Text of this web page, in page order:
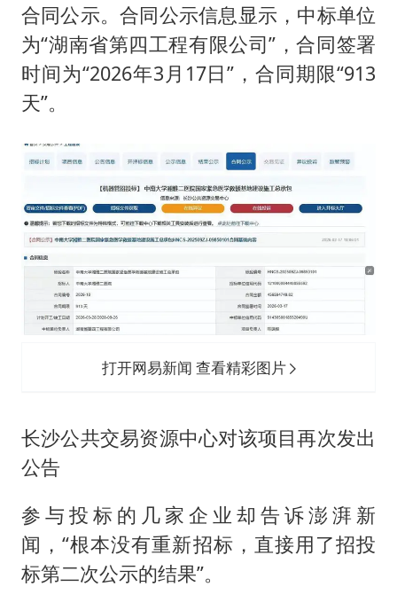
合同公示。合同公示信息显示，中标单位
为“湖南省第四工程有限公司”，合同签署
时间为“2026年3月17日”，合同期限“913
天”。
打开网易新闻 查看精彩图片
长沙公共交易资源中心对该项目再次发出
公告
参与投标的几家企业却告诉澎湃新
闻，“根本没有重新招标，直接用了招投
标第二次公示的结果”。